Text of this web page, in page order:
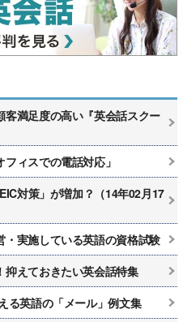
満足度の高い『英会話スクー
ィスでの電話対応」
対策」が増加？（14年02月17
・実施している英語の資格試験
えておきたい英会話特集
る英語の「メール」例文集